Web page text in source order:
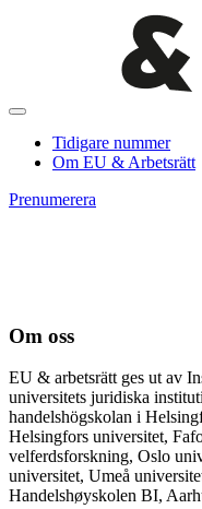
Tidigare nummer
Om EU & Arbetsrätt
Prenumerera
Om oss
EU & arbetsrätt ges ut av
universitets juridiska
handelshögskolan i
Helsingfors universitet,
velferdsforskning, Oslo
universitet, Umeå
Handelshøyskolen BI,